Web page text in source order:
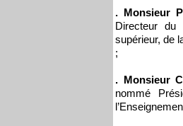
. Monsieur
Directeur du
supérieur, de
;
. Monsieur
nommé